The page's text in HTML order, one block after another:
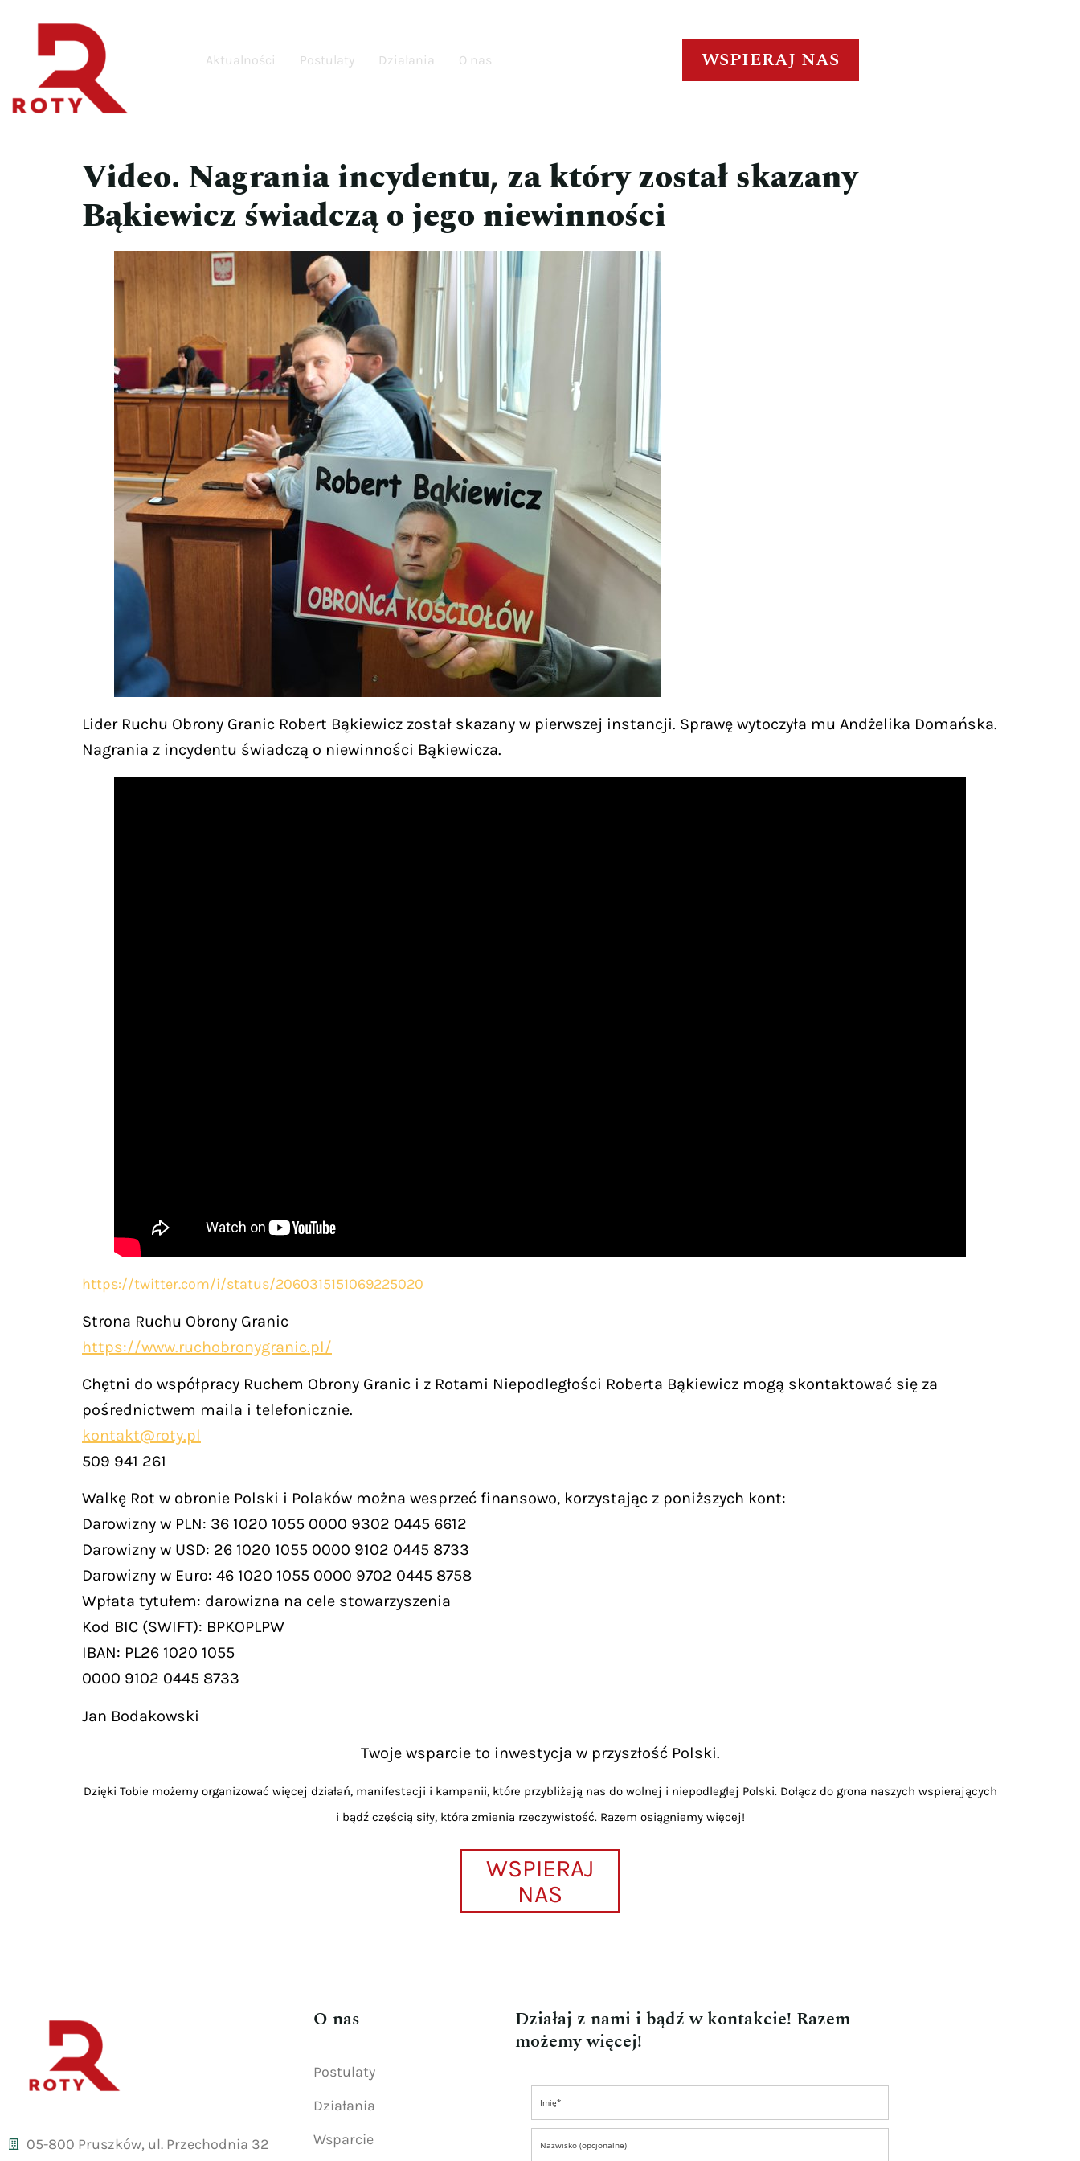
Aktualności Postulaty Działania O nas WSPIERAJ NAS
Video. Nagrania incydentu, za który został skazany
Bąkiewicz świadczą o jego niewinności
Lider Ruchu Obrony Granic Robert Bąkiewicz został skazany w pierwszej instancji. Sprawę wytoczyła mu Andżelika Domańska.
Nagrania z incydentu świadczą o niewinności Bąkiewicza.
https://twitter.com/i/status/2060315151069225020
Strona Ruchu Obrony Granic
https://www.ruchobronygranic.pl/
Chętni do współpracy Ruchem Obrony Granic i z Rotami Niepodległości Roberta Bąkiewicz mogą skontaktować się za
pośrednictwem maila i telefonicznie.
kontakt@roty.pl
509 941 261
Walkę Rot w obronie Polski i Polaków można wesprzeć finansowo, korzystając z poniższych kont:
Darowizny w PLN: 36 1020 1055 0000 9302 0445 6612
Darowizny w USD: 26 1020 1055 0000 9102 0445 8733
Darowizny w Euro: 46 1020 1055 0000 9702 0445 8758
Wpłata tytułem: darowizna na cele stowarzyszenia
Kod BIC (SWIFT): BPKOPLPW
IBAN: PL26 1020 1055
0000 9102 0445 8733
Jan Bodakowski
Twoje wsparcie to inwestycja w przyszłość Polski.
Dzięki Tobie możemy organizować więcej działań, manifestacji i kampanii, które przybliżają nas do wolnej i niepodległej Polski. Dołącz do grona naszych wspierających
i bądź częścią siły, która zmienia rzeczywistość. Razem osiągniemy więcej!
WSPIERAJ
NAS
05-800 Pruszków, ul. Przechodnia 32
O nas
Postulaty
Działania
Wsparcie
Działaj z nami i bądź w kontakcie! Razem
możemy więcej!